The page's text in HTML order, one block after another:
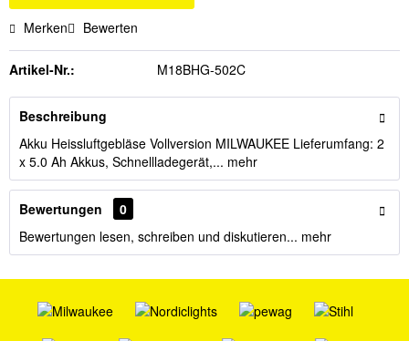
Merken Bewerten
Artikel-Nr.: M18BHG-502C
Beschreibung
Akku Heissluftgebläse Vollversion MILWAUKEE Lieferumfang: 2
x 5.0 Ah Akkus, Schnellladegerät,... mehr
Bewertungen
0
Bewertungen lesen, schreiben und diskutieren... mehr